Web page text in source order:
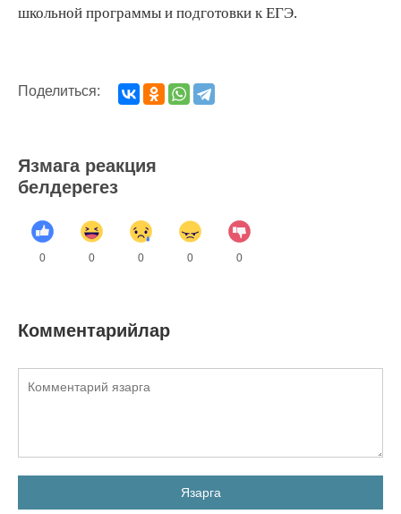
школьной программы и подготовки к ЕГЭ.
Поделиться:
Язмага реакция
белдерегез
0 0 0 0 0
Комментарийлар
Язарга